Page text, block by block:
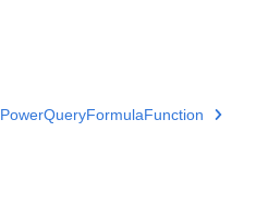
PowerQueryFormulaFunction